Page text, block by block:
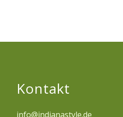
Kontakt
info@indianastyle.de